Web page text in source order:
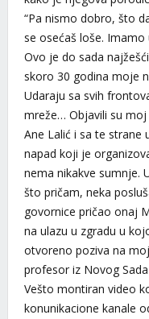
“Pa nismo dobro, što
se osećaš loše.
Ovo je do sada
skoro 30 godina moje
Udaraju sa svih
mreže… Objavili su
Ane Lalić i sa te strane
napad koji je
nema nikakve sumnje.
što pričam, neka
govornice pričao onaj
na ulazu u zgradu u
otvoreno poziva na
profesor iz Novog
Vešto montiran video
konunikacione kanale